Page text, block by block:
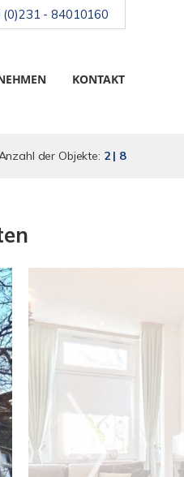
(0)231 - 84010160
KONTAKT
der Objekte: 2 | 8